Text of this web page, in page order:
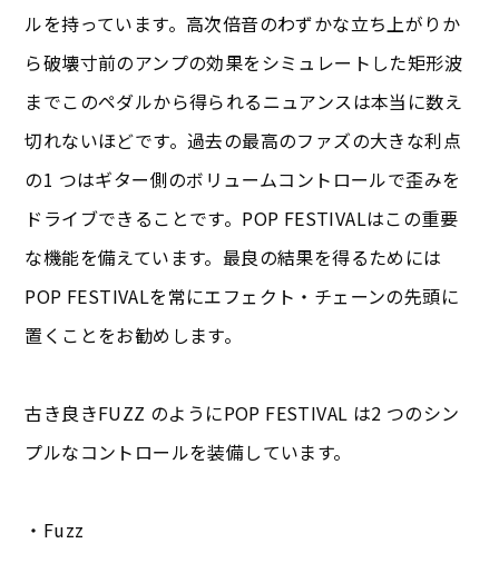
ルを持っています。高次倍音のわずかな立ち上がりか
ら破壊寸前のアンプの効果をシミュレートした矩形波
までこのペダルから得られるニュアンスは本当に数え
切れないほどです。過去の最高のファズの大きな利点
の1 つはギター側のボリュームコントロールで歪みを
ドライブできることです。POP FESTIVALはこの重要
な機能を備えています。最良の結果を得るためには
POP FESTIVALを常にエフェクト・チェーンの先頭に
置くことをお勧めします。
古き良きFUZZ のようにPOP FESTIVAL は2 つのシン
プルなコントロールを装備しています。
・Fuzz